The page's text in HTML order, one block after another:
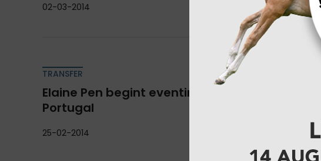
02-03-2014
TRANSFER
Elaine Pen begint eventing seizoen met winst in
Portugal
25-02-2014